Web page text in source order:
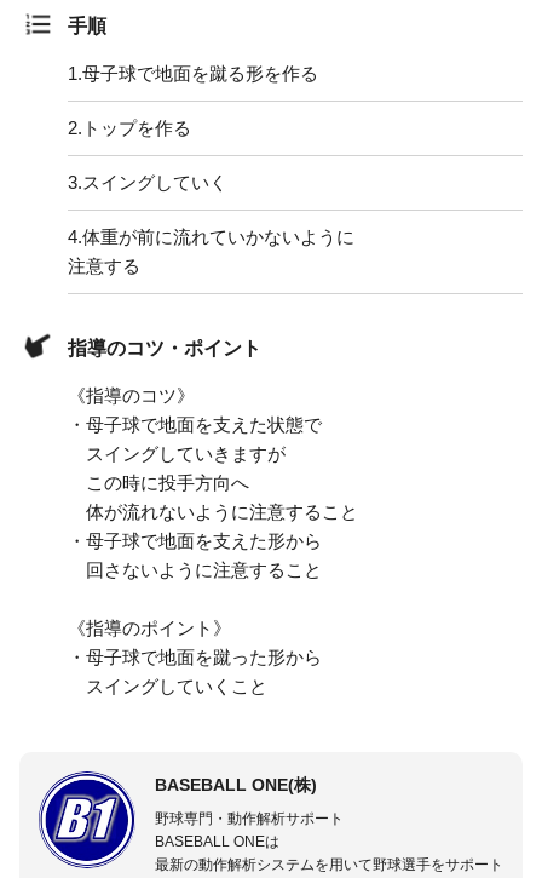
手順
1.母子球で地面を蹴る形を作る
2. トップを作る
3.スイングしていく
4.体重が前に流れていかないように
注意する
指導のコツ・ポイント
《指導のコツ》
・母子球で地面を支えた状態で
スイングしていきますが
この時に投手方向へ
体が流れないように注意すること
・母子球で地面を支えた形から
回さないように注意すること
《指導のポイント》
・母子球で地面を蹴った形から
スイングしていくこと
BASEBALL ONE(株)
野球専門・動作解析サポート
BASEBALL ONEは
最新の動作解析システムを用いて野球選手をサポート